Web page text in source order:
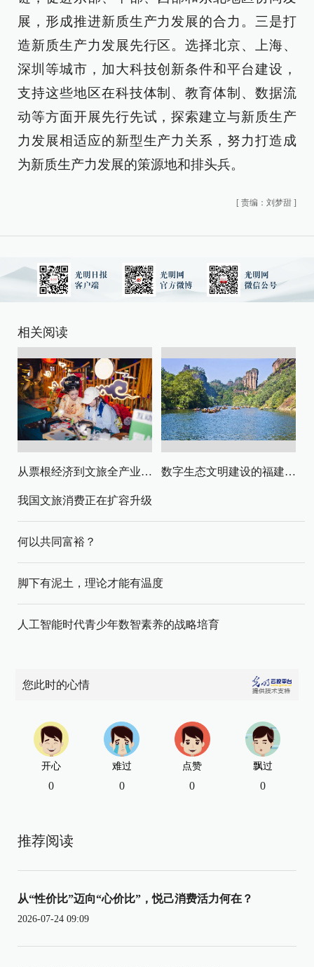
展，形成推进新质生产力发展的合力。三是打
造新质生产力发展先行区。选择北京、上海、
深圳等城市，加大科技创新条件和平台建设，
支持这些地区在科技体制、教育体制、数据流
动等方面开展先行先试，探索建立与新质生产
力发展相适应的新型生产力关系，努力打造成
为新质生产力发展的策源地和排头兵。
[ 责编：刘梦甜 ]
相关阅读
从票根经济到文旅全产业链升级 数字生态文明建设的福建路径与启示
我国文旅消费正在扩容升级
何以共同富裕？
脚下有泥土，理论才能有温度
人工智能时代青少年数智素养的战略培育
您此时的心情
开心
0
难过
0
点赞
0
飘过
0
推荐阅读
从“性价比”迈向“心价比”，悦己消费活力何在？
2026-07-24 09:09